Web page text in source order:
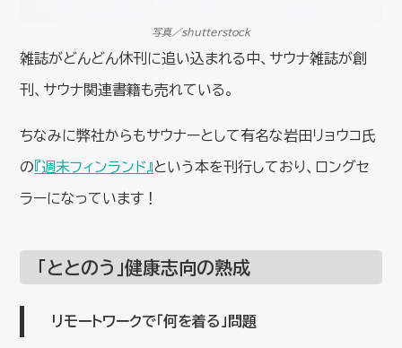
写真／shutterstock
雑誌がどんどん休刊に追い込まれる中、サウナ雑誌が創
刊、サウナ関連書籍も売れている。
ちなみに弊社からもサウナーとして有名な岩田リョウコ氏
の『週末フィンランド』という本を刊行しており、ロングセ
ラーになっています！
「ととのう」健康志向の熟成
リモートワークで「何を着る」問題